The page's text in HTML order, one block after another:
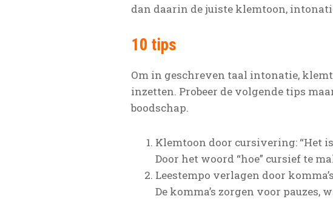
dan daarin de juiste klemtoon,
10 tips
Om in geschreven taal intonatie,
inzetten. Probeer de volgende tips
boodschap.
Klemtoon door cursivering: “Het
Door het woord “hoe” cursief te
Leestempo verlagen door
De komma’s zorgen voor pauzes,